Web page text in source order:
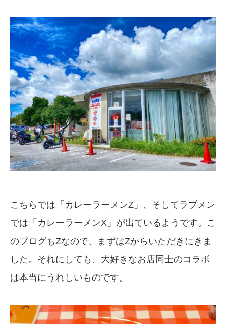
こちらでは「カレーラーメンZ」、そしてラブメン
では「カレーラーメンX」が出ているようです。こ
のブログもZなので、まずはZからいただきにきま
した。それにしても、大好きなお店同士のコラボ
は本当にうれしいものです。